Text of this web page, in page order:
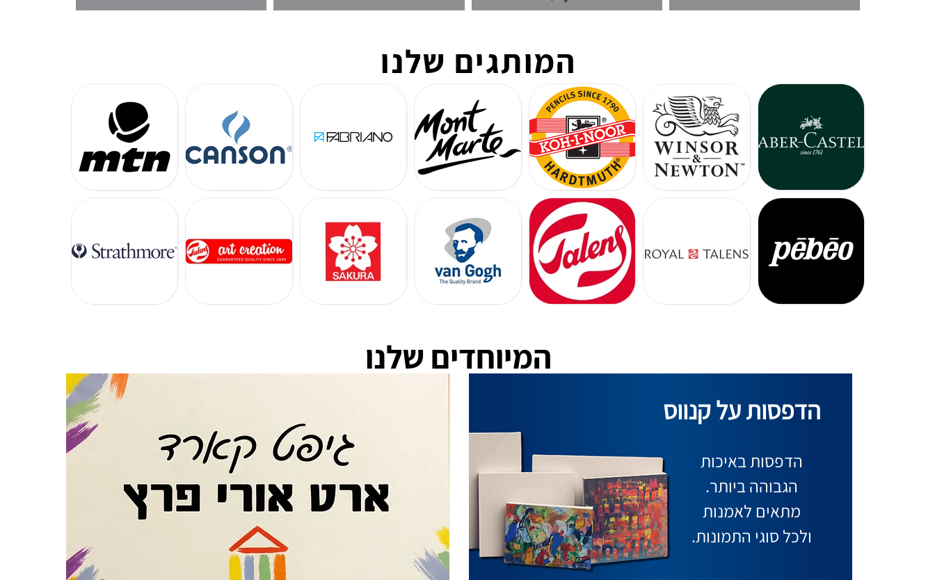
המותגים שלנו
הדפסות על קנווס
הדפסות באיכות
הגבוהה ביותר.
מתאים לאמנות
ולכל סוגי התמונות.
המיוחדים שלנו